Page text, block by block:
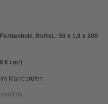
BxHxL: 50 x 1,8 x 200
€ / m²)
Markt prüfen